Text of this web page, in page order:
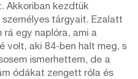
Akkoriban kezdtük
személyes tárgyait. Ezalatt
rá egy naplóra, ami a
volt, aki 84-ben halt meg, s
ismerhettem, de a
ódákat zengett róla és